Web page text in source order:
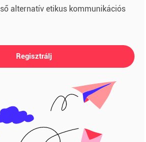
alternatív etikus kommunikációs
Regisztrálj